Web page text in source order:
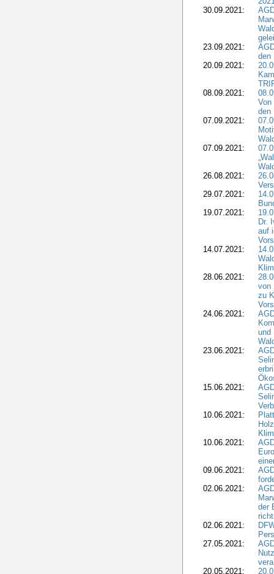
30.09.2021:
23.09.2021:
den
20.09.2021:
08.09.2021:
den
07.09.2021:
07.09.2021:
26.08.2021:
29.07.2021:
19.07.2021:
Dr.
auf
14.07.2021:
28.06.2021:
von
zu
24.06.2021:
und
23.06.2021:
15.06.2021:
10.06.2021:
10.06.2021:
09.06.2021:
02.06.2021:
der
02.06.2021:
27.05.2021:
20.05.2021: